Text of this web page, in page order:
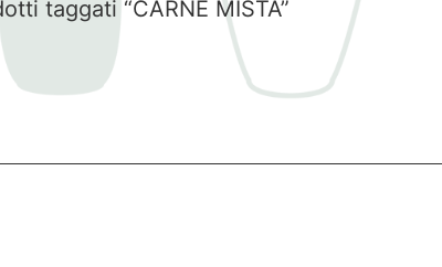
taggati “CARNE MISTA”